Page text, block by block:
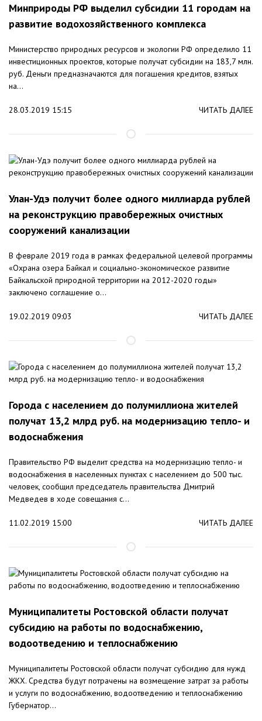
Минприроды РФ выделил субсидии 11 городам на
развитие водохозяйственного комплекса
Министерство природных ресурсов и экологии РФ определило 11
инвестиционных проектов, которые получат субсидии на 183,7 млн.
руб. Деньги предназначаются для погашения кредитов, взятых
на...
28.03.2019 15:15 ЧИТАТЬ ДАЛЕЕ
Улан-Удэ получит более одного миллиарда рублей
на реконструкцию правобережных очистных
сооружений канализации
В феврале 2019 года в рамках федеральной целевой программы
«Охрана озера Байкал и социально-экономическое развитие
Байкальской природной территории на 2012-2020 годы»
заключено соглашение о...
19.02.2019 09:03 ЧИТАТЬ ДАЛЕЕ
Города с населением до полумиллиона жителей
получат 13,2 млрд руб. на модернизацию тепло- и
водоснабжения
Правительство РФ выделит средства на модернизацию тепло- и
водоснабжения в населенных пунктах с населением до 500 тыс.
человек, сообщил председатель правительства Дмитрий
Медведев в ходе совещания с...
11.02.2019 15:00 ЧИТАТЬ ДАЛЕЕ
Муниципалитеты Ростовской области получат
субсидию на работы по водоснабжению,
водоотведению и теплоснабжению
Муниципалитеты Ростовской области получат субсидию для нужд
ЖКХ. Средства будут потрачены на возмещение затрат за работы
и услуги по водоснабжению, водоотведению и теплоснабжению
Губернатор...